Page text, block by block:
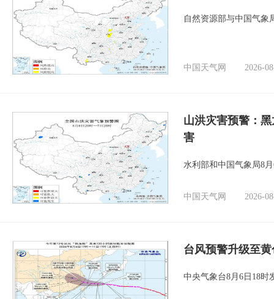
自然资源部与中国气象
中国天气网 2026-
山洪灾害预警：
害
水利部和中国气象局8
中国天气网 2026-
台风预警升级至
中央气象台8月6日18时